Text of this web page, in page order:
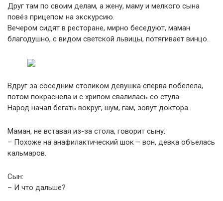
Друг там по своим делам, а жену, маму и мелкого сына
повёз прицепом на экскурсию.
Вечером сидят в ресторане, мирно беседуют, маман
благодушно, с видом светской львицы, потягивает винцо.
Вдруг за соседним столиком девушка сперва побелела,
потом покраснела и с хрипом свалилась со стула.
Народ начал бегать вокруг, шум, гам, зовут доктора.
Маман, не вставая из-за стола, говорит сыну:
– Похоже на анафилактический шок – вон, девка объелась
кальмаров.
Сын:
– И что дальше?